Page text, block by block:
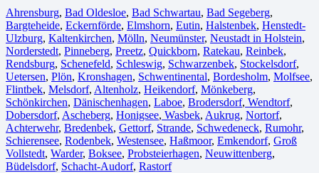
Ahrensburg, Bad Oldesloe, Bad Schwartau, Bad Segeberg,
Bargteheide, Eckernförde, Elmshorn, Eutin, Halstenbek, Henstedt-
Ulzburg, Kaltenkirchen, Mölln, Neumünster, Neustadt in Holstein,
Norderstedt, Pinneberg, Preetz, Quickborn, Ratekau, Reinbek,
Rendsburg, Schenefeld, Schleswig, Schwarzenbek, Stockelsdorf,
Uetersen, Plön, Kronshagen, Schwentinental, Bordesholm, Molfsee,
Flintbek, Melsdorf, Altenholz, Heikendorf, Mönkeberg,
Schönkirchen, Dänischenhagen, Laboe, Brodersdorf, Wendtorf,
Dobersdorf, Ascheberg, Honigsee, Wasbek, Aukrug, Nortorf,
Achterwehr, Bredenbek, Gettorf, Strande, Schwedeneck, Rumohr,
Schierensee, Rodenbek, Westensee, Haßmoor, Emkendorf, Groß
Vollstedt, Warder, Boksee, Probsteierhagen, Neuwittenberg,
Büdelsdorf, Schacht-Audorf, Rastorf